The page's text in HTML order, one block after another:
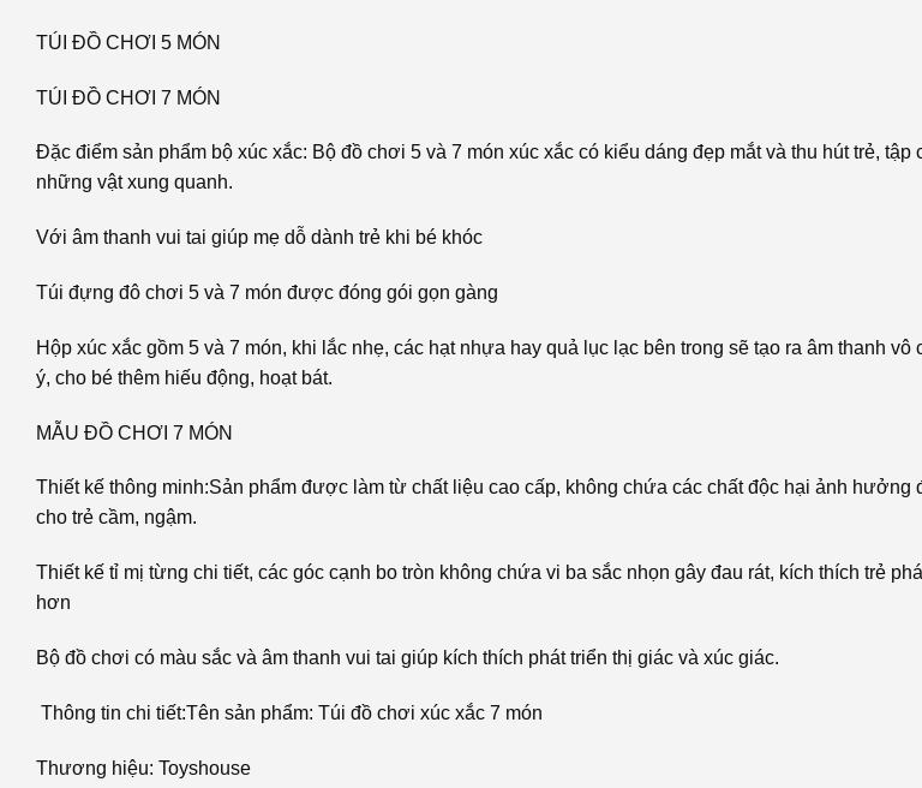
TÚI ĐỒ CHƠI 5 MÓN
TÚI ĐỒ CHƠI 7 MÓN
Đặc điểm sản phẩm bộ xúc xắc: Bộ đồ chơi 5 và 7 món xúc xắc có kiểu dáng đẹp mắt và thu hút trẻ, tập
những vật xung quanh.
Với âm thanh vui tai giúp mẹ dỗ dành trẻ khi bé khóc
Túi đựng đô chơi 5 và 7 món được đóng gói gọn gàng
Hộp xúc xắc gồm 5 và 7 món, khi lắc nhẹ, các hạt nhựa hay quả lục lạc bên trong sẽ tạo ra âm thanh
ý, cho bé thêm hiếu động, hoạt bát.
MẪU ĐỒ CHƠI 7 MÓN
Thiết kế thông minh:Sản phẩm được làm từ chất liệu cao cấp, không chứa các chất độc hại ảnh hưởng
cho trẻ cầm, ngậm.
Thiết kế tỉ mị từng chi tiết, các góc cạnh bo tròn không chứa vi ba sắc nhọn gây đau rát, kích thích trẻ
hơn
Bộ đồ chơi có màu sắc và âm thanh vui tai giúp kích thích phát triển thị giác và xúc giác.
Thông tin chi tiết:Tên sản phẩm: Túi đồ chơi xúc xắc 7 món
Thương hiệu: Toyshouse